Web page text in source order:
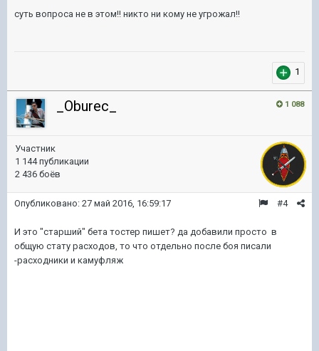
суть вопроса не в этом!! никто ни кому не угрожал!!
1
1 088
_Oburec_
Участник
1 144 публикации
2 436 боёв
#4
Опубликовано: 27 май 2016, 16:59:17
И это "старший" бета тостер пишет? да добавили просто в
общую стату расходов, то что отдельно после боя писали
-расходники и камуфляж